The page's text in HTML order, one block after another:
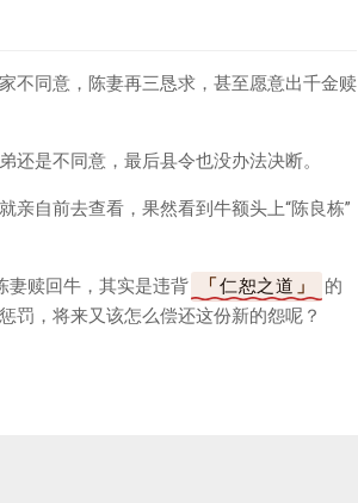
不同意，陈妻再三恳求，甚至愿意出千金赎
是不同意，最后县令也没办法决断。
自前去查看，果然看到牛额头上“陈良栋”
妻赎回牛，其实是违背 仁恕之道
的
罚，将来又该怎么偿还这份新的怨呢？